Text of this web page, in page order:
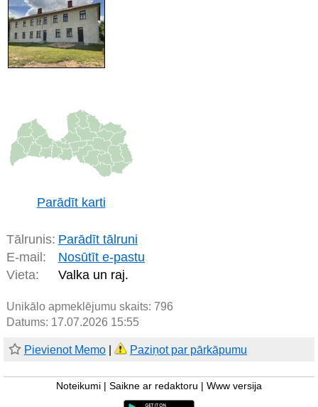
Parādīt karti
Tālrunis: Parādīt tālruni
E-mail:
Nosūtīt e-pastu
Vieta:
Valka un raj.
Unikālo apmeklējumu skaits: 796
Datums: 17.07.2026 15:55
Pievienot Memo Paziņot par pārkāpumu
Noteikumi Saikne ar redaktoru Www versija